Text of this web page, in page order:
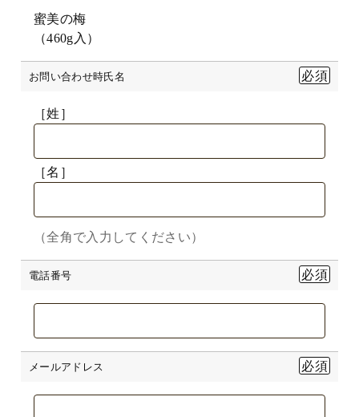
蜜美の梅
（460g入）
お問い合わせ時氏名
［姓］
［名］
（全角で入力してください）
電話番号
メールアドレス